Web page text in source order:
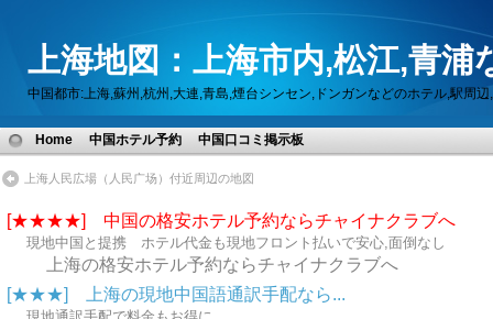
上海地図：上海市内,松江,青浦
中国都市:上海,蘇州,杭州,大連,青島,煙台シンセン,ドンガンなどのホテル,駅周
Home 中国ホテル予約 中国口コミ掲示板
上海人民広場（人民广场）付近周辺の地図
[★★★★] 中国の格安ホテル予約ならチャイナクラブへ
現地中国と提携 ホテル代金も現地フロント払いで安心,面倒なし
上海の格安ホテル予約ならチャイナクラブへ
[★★★] 上海の現地中国語通訳手配なら...